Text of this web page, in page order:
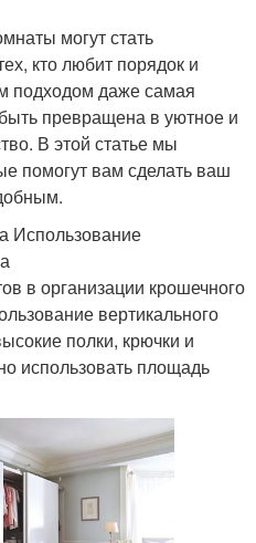
могут стать
кто любит порядок и
подходом даже самая
превращена в уютное и
В этой статье мы
помогут вам сделать ваш
Использование
в организации крошечного
вертикального
полки, крючки и
использовать площадь